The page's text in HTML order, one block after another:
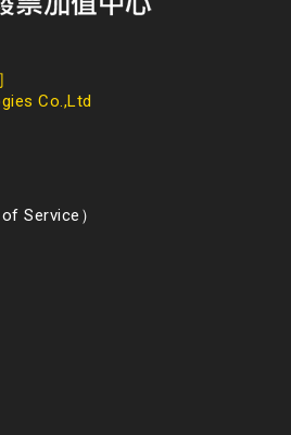
Co.,Ltd
Service）